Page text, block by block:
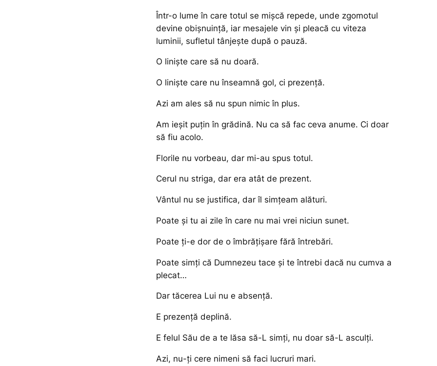
Într-o lume în care totul se mișcă repede, unde zgomotul
devine obișnuință, iar mesajele vin și pleacă cu viteza
luminii, sufletul tânjește după o pauză.
O liniște care să nu doară.
O liniște care nu înseamnă gol, ci prezență.
Azi am ales să nu spun nimic în plus.
Am ieșit puțin în grădină. Nu ca să fac ceva anume. Ci doar
să fiu acolo.
Florile nu vorbeau, dar mi-au spus totul.
Cerul nu striga, dar era atât de prezent.
Vântul nu se justifica, dar îl simțeam alături.
Poate și tu ai zile în care nu mai vrei niciun sunet.
Poate ți-e dor de o îmbrățișare fără întrebări.
Poate simți că Dumnezeu tace și te întrebi dacă nu cumva a
plecat…
Dar tăcerea Lui nu e absență.
E prezență deplină.
E felul Său de a te lăsa să-L simți, nu doar să-L asculți.
Azi, nu-ți cere nimeni să faci lucruri mari.